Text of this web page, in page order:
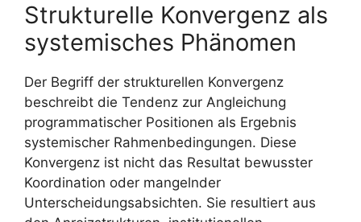
Strukturelle Konvergenz als
systemisches Phänomen
Der Begriff der strukturellen Konvergenz
beschreibt die Tendenz zur Angleichung
programmatischer Positionen als Ergebnis
systemischer Rahmenbedingungen. Diese
Konvergenz ist nicht das Resultat bewusster
Koordination oder mangelnder
Unterscheidungsabsichten. Sie resultiert aus